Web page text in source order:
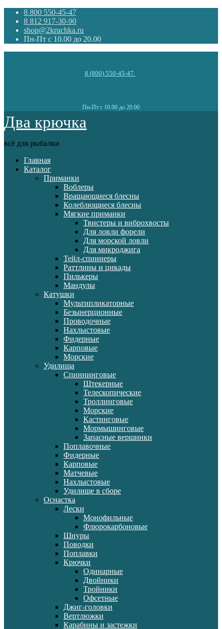
8 800 550-45-47
8 812 917-30-90
shop@2kruchka.ru
Пн-Пт с 10.00 до 20.00
8 (800) 550-45-47
Пн-Пт с 10.00 до 20.00
Два крючка
всё для рыбалки
Главная
Каталог
Приманки
Воблеры
Вращающиеся блесны
Колеблющиеся блесны
Мягкие приманки
Твистеры и виброхвосты
Для ловли форели
Для морской ловли
Для микроджига
Тейл-спиннеры
Раттлины и цикады
Пилькеры
Мандулы
Катушки
Мультипликаторные
Безынерционные
Проводочные
Нахлыстовые
Фидерные
Карповые
Морские
Удилища
Спиннинговые
Штекерные
Телескопические
Троллинговые
Морские
Кастинговые
Мормышинговые
Запасные вершинки
Поплавочные
Фидерные
Карповые
Матчевые
Нахлыстовые
Удилище в сборе
Оснастка
Лески
Монофильные
Флюрокарбоновые
Шнуры
Поводки
Поплавки
Крючки
Одинарные
Двойники
Тройники
Офсетные
Джиг-головки
Вертлюжки
Карабины и застежки